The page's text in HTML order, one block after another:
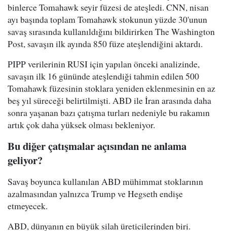
binlerce Tomahawk seyir füzesi de ateşledi. CNN, nisan
ayı başında toplam Tomahawk stokunun yüzde 30'unun
savaş sırasında kullanıldığını bildirirken The Washington
Post, savaşın ilk ayında 850 füze ateşlendiğini aktardı.
PIPP verilerinin RUSI için yapılan önceki analizinde,
savaşın ilk 16 gününde ateşlendiği tahmin edilen 500
Tomahawk füzesinin stoklara yeniden eklenmesinin en az
beş yıl süreceği belirtilmişti. ABD ile İran arasında daha
sonra yaşanan bazı çatışma turları nedeniyle bu rakamın
artık çok daha yüksek olması bekleniyor.
Bu diğer çatışmalar açısından ne anlama
geliyor?
Savaş boyunca kullanılan ABD mühimmat stoklarının
azalmasından yalnızca Trump ve Hegseth endişe
etmeyecek.
ABD, dünyanın en büyük silah üreticilerinden biri.